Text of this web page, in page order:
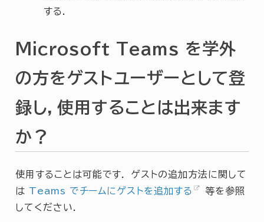
する．
Microsoft Teams を学外
の方をゲストユーザーとして登
録し，使用することは出来ます
か？
使用することは可能です． ゲストの追加方法に関して
は Teams でチームにゲストを追加する
等を参照
してください．